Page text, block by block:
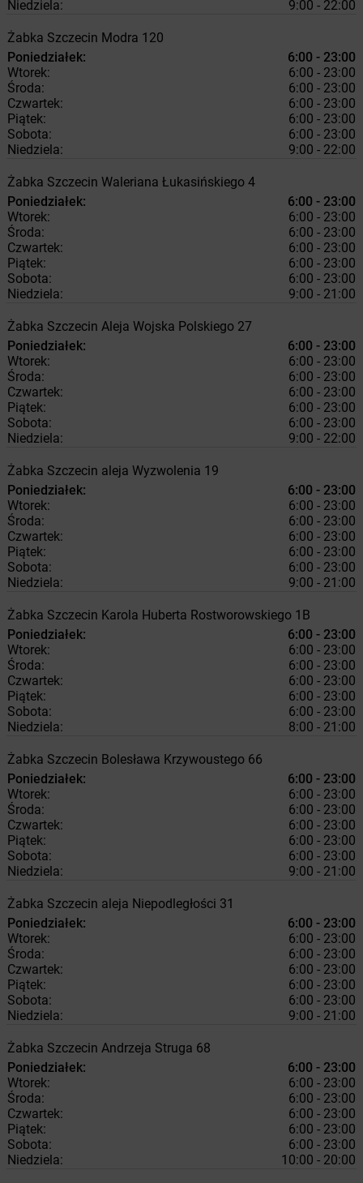
Niedziela: 9:00 - 22:00
Żabka Szczecin Modra 120
Poniedziałek:
6:00 - 23:00
Wtorek:
6:00 - 23:00
Środa:
6:00 - 23:00
Czwartek:
6:00 - 23:00
Piątek:
6:00 - 23:00
Sobota:
6:00 - 23:00
Niedziela:
9:00 - 22:00
Żabka Szczecin Waleriana Łukasińskiego 4
Poniedziałek:
6:00 - 23:00
Wtorek:
6:00 - 23:00
Środa:
6:00 - 23:00
Czwartek:
6:00 - 23:00
Piątek:
6:00 - 23:00
Sobota:
6:00 - 23:00
Niedziela:
9:00 - 21:00
Żabka Szczecin Aleja Wojska Polskiego 27
Poniedziałek:
6:00 - 23:00
Wtorek:
6:00 - 23:00
Środa:
6:00 - 23:00
Czwartek:
6:00 - 23:00
Piątek:
6:00 - 23:00
Sobota:
6:00 - 23:00
Niedziela:
9:00 - 22:00
Żabka Szczecin aleja Wyzwolenia 19
Poniedziałek:
6:00 - 23:00
Wtorek:
6:00 - 23:00
Środa:
6:00 - 23:00
Czwartek:
6:00 - 23:00
Piątek:
6:00 - 23:00
Sobota:
6:00 - 23:00
Niedziela:
9:00 - 21:00
Żabka Szczecin Karola Huberta Rostworowskiego 1B
Poniedziałek:
6:00 - 23:00
Wtorek:
6:00 - 23:00
Środa:
6:00 - 23:00
Czwartek:
6:00 - 23:00
Piątek:
6:00 - 23:00
Sobota:
6:00 - 23:00
Niedziela:
8:00 - 21:00
Żabka Szczecin Bolesława Krzywoustego 66
Poniedziałek:
6:00 - 23:00
Wtorek:
6:00 - 23:00
Środa:
6:00 - 23:00
Czwartek:
6:00 - 23:00
Piątek:
6:00 - 23:00
Sobota:
6:00 - 23:00
Niedziela:
9:00 - 21:00
Żabka Szczecin aleja Niepodległości 31
Poniedziałek:
6:00 - 23:00
Wtorek:
6:00 - 23:00
Środa:
6:00 - 23:00
Czwartek:
6:00 - 23:00
Piątek:
6:00 - 23:00
Sobota:
6:00 - 23:00
Niedziela:
9:00 - 21:00
Żabka Szczecin Andrzeja Struga 68
Poniedziałek:
6:00 - 23:00
Wtorek:
6:00 - 23:00
Środa:
6:00 - 23:00
Czwartek:
6:00 - 23:00
Piątek:
6:00 - 23:00
Sobota:
6:00 - 23:00
Niedziela:
10:00 - 20:00